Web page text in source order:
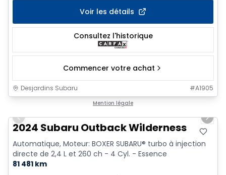
Voir les détails
Consultez l'historique
Commencer votre achat
Desjardins Subaru #A1905
Mention légale
Previous slide
Next
2024 Subaru Outback Wilderness
Automatique, Moteur: BOXER SUBARU® turbo à injection
directe de 2,4 L et 260 ch - 4 Cyl. - Essence
81 481 km